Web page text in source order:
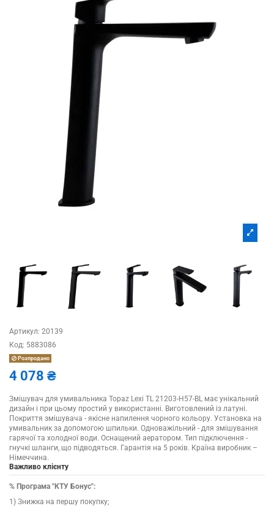
Артикул: 20139
Код: 5883086
Розпродано
4 078 ₴
Змішувач для умивальника Topaz Lexi TL 21203-H57-BL має унікальний
дизайн і при цьому простий у використанні. Виготовлений із латуні.
Покриття змішувача - якісне напилення чорного кольору. Установка на
умивальник за допомогою шпильки. Одноважільний - для змішування
гарячої та холодної води. Оснащений аератором. Тип підключення -
гнучкі шланги, що підводяться. Гарантія на 5 років. Країна виробник –
Німеччина.
Важливо клієнту
% Програма "КТУ Бонус":
1) Знижка на першу покупку;